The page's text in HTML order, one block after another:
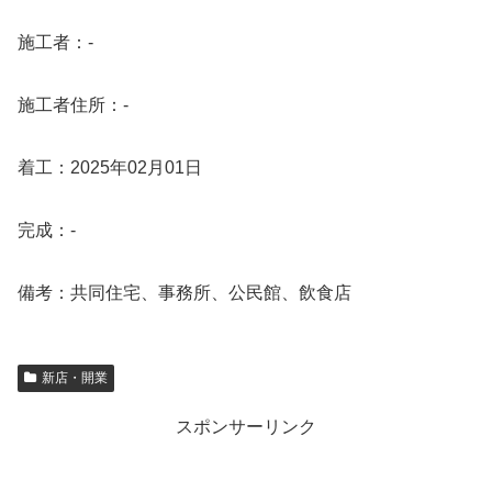
施工者：-
施工者住所：-
着工：2025年02月01日
完成：-
備考：共同住宅、事務所、公民館、飲食店
新店・開業
スポンサーリンク